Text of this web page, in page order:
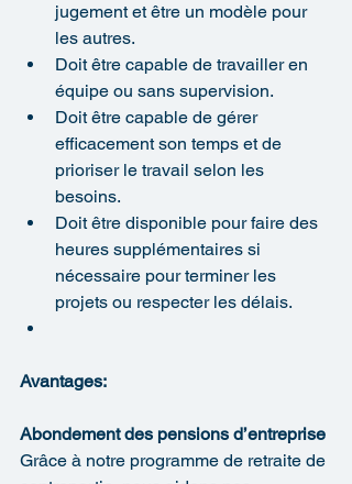
jugement et être un modèle pour
les autres.
Doit être capable de travailler en
équipe ou sans supervision.
Doit être capable de gérer
efficacement son temps et de
prioriser le travail selon les
besoins.
Doit être disponible pour faire des
heures supplémentaires si
nécessaire pour terminer les
projets ou respecter les délais.
Avantages:
Abondement des pensions d’entreprise
Grâce à notre programme de retraite de